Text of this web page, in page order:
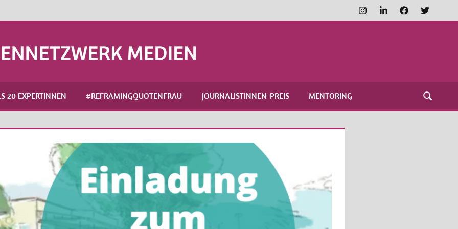
InstagramLinkedInFacebookTwitter
20 EXPERTINNEN #REFRAMINGQUOTENFRAU JOURNALISTINNEN-PREIS MENTORING